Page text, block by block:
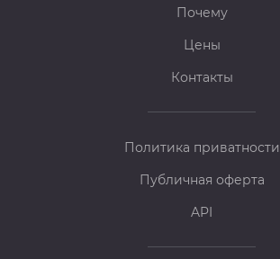
Почему
Цены
Контакты
Политика приватности
Публичная оферта
API